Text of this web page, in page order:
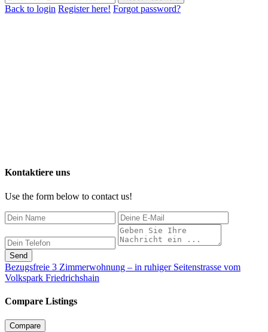
Back to login Register here! Forgot password?
Kontaktiere uns
Use the form below to contact us!
Send
Bezugsfreie 3 Zimmerwohnung – in ruhiger Seitenstrasse vom
Volkspark Friedrichshain
Compare Listings
Compare